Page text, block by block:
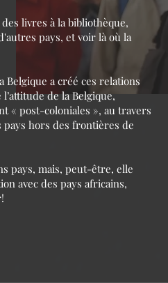
livres à la bibliothèque,
pays, et voir là où la
a créé ces relations
de la Belgique,
« post-coloniales », au travers
pays hors des frontières de
pays, mais, peut-être, elle
avec des pays africains,